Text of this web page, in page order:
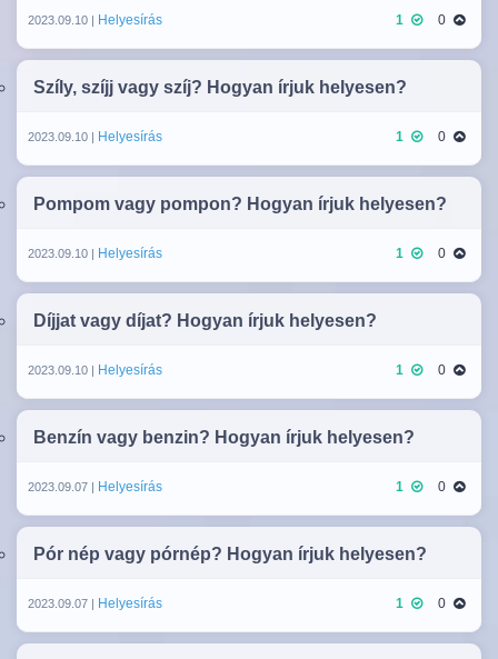
2023.09.10 | Helyesírás 1 0
Szíly, szíjj vagy szíj? Hogyan írjuk helyesen?
2023.09.10 | Helyesírás 1 0
Pompom vagy pompon? Hogyan írjuk helyesen?
2023.09.10 | Helyesírás 1 0
Díjjat vagy díjat? Hogyan írjuk helyesen?
2023.09.10 | Helyesírás 1 0
Benzín vagy benzin? Hogyan írjuk helyesen?
2023.09.07 | Helyesírás 1 0
Pór nép vagy pórnép? Hogyan írjuk helyesen?
2023.09.07 | Helyesírás 1 0